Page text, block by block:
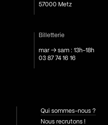
57000 Metz
Billetterie
mar → sam : 13h-18h
03 87 74 16 16
Qui sommes-nous ?
Nous recrutons !